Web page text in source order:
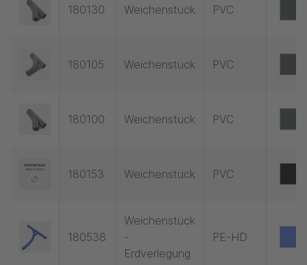
180130 Weichenstück PVC
180105 Weichenstück PVC
180100 Weichenstück PVC
180153 Weichenstück PVC
180538
Weichenstück
-
Erdverlegung
PE-HD